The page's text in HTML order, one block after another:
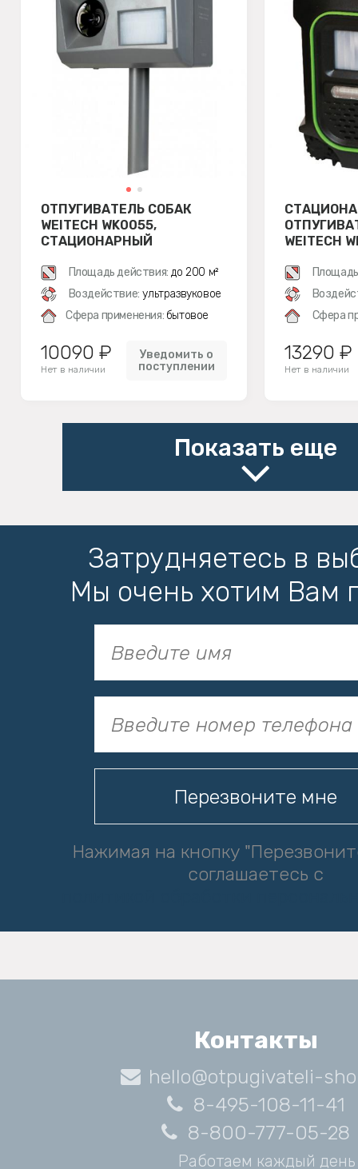
ОТПУГИВАТЕЛЬ СОБАК
WEITECH WK0055,
СТАЦИОНАРНЫЙ
Площадь действия: до 200 м²
Воздействие: ультразвуковое
Сфера применения: бытовое
10090 ₽
Нет в наличии
Уведомить о
поступлении
WEITECH
Сфера
13290 ₽
Нет в наличии
Показать еще
Затрудняетесь в
Мы очень хотим Вам
Нажимая на кнопку
соглашаетесь с
Контакты
hello@otpugivateli-
8-495-108-11-41
8-800-777-05-28
Работаем каждый день